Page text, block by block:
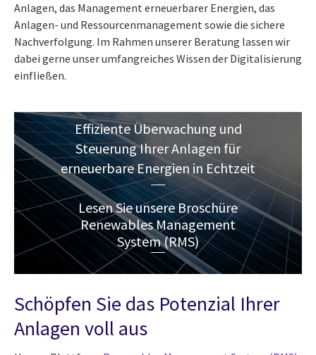
Anlagen, das Management erneuerbarer Energien, das
Anlagen- und Ressourcenmanagement sowie die sichere
Nachverfolgung. Im Rahmen unserer Beratung lassen wir
dabei gerne unser umfangreiches Wissen der Digitalisierung
einfließen.
Effiziente Überwachung und
Steuerung Ihrer Anlagen für
erneuerbare Energien in Echtzeit
Lesen Sie unsere Broschüre
Renewables Management
System (RMS)
Schöpfen Sie das Potenzial Ihrer
Anlagen voll aus